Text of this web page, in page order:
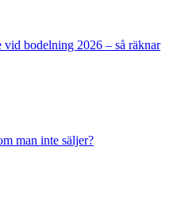
bodelning 2026 – så räknar
man inte säljer?